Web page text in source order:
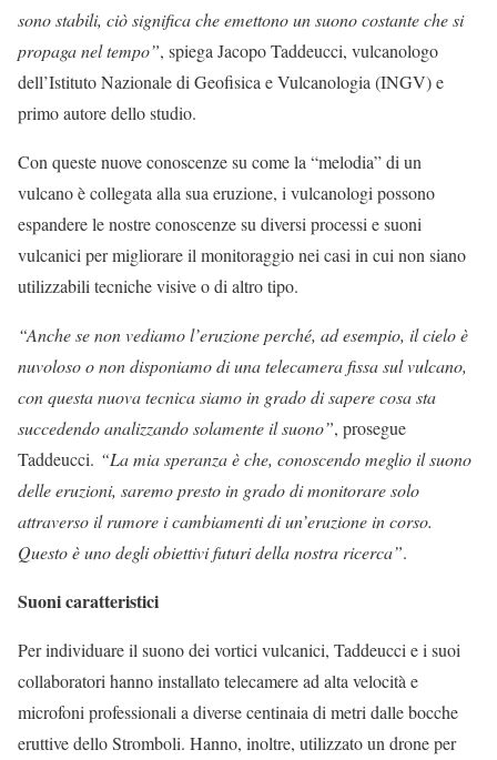
sono stabili, ciò significa che emettono un suono costante che si
propaga nel tempo”, spiega Jacopo Taddeucci, vulcanologo
dell’Istituto Nazionale di Geofisica e Vulcanologia (INGV) e
primo autore dello studio.
Con queste nuove conoscenze su come la “melodia” di un
vulcano è collegata alla sua eruzione, i vulcanologi possono
espandere le nostre conoscenze su diversi processi e suoni
vulcanici per migliorare il monitoraggio nei casi in cui non siano
utilizzabili tecniche visive o di altro tipo.
“Anche se non vediamo l’eruzione perché, ad esempio, il cielo è
nuvoloso o non disponiamo di una telecamera fissa sul vulcano,
con questa nuova tecnica siamo in grado di sapere cosa sta
succedendo analizzando solamente il suono”, prosegue
Taddeucci. “La mia speranza è che, conoscendo meglio il suono
delle eruzioni, saremo presto in grado di monitorare solo
attraverso il rumore i cambiamenti di un’eruzione in corso.
Questo è uno degli obiettivi futuri della nostra ricerca”.
Suoni caratteristici
Per individuare il suono dei vortici vulcanici, Taddeucci e i suoi
collaboratori hanno installato telecamere ad alta velocità e
microfoni professionali a diverse centinaia di metri dalle bocche
eruttive dello Stromboli. Hanno, inoltre, utilizzato un drone per